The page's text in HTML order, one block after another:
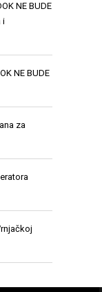
NE BUDE
i
NE BUDE
za